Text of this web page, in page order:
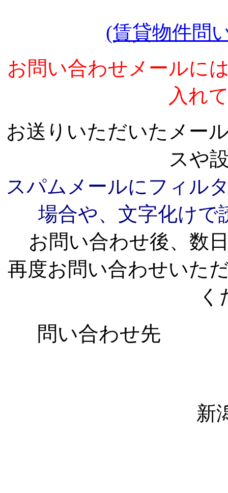
(賃貸物件問
お問い合わせメールに
入れ
お送りいただいたメー
スや
スパムメールにフィル
場合や、文字化けで
お問い合わせ後、数
再度お問い合わせいた
く
問い合わせ先
新